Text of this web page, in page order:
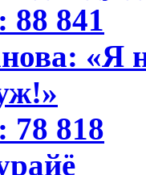
88 841
«Я
78 818